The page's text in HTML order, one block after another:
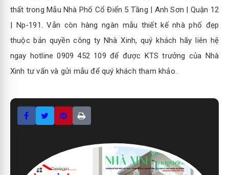
thất trong Mẫu Nhà Phố Cổ Điển 5 Tầng | Anh Sơn | Quận 12
| Np-191. Vẫn còn hàng ngàn mẫu thiết kế nhà phố đẹp
thuộc bản quyền công ty Nhà Xinh, quý khách hãy liên hệ
ngay hotline 0909 452 109 để được KTS trưởng của Nhà
Xinh tư vấn và gửi mẫu để quý khách tham khảo.